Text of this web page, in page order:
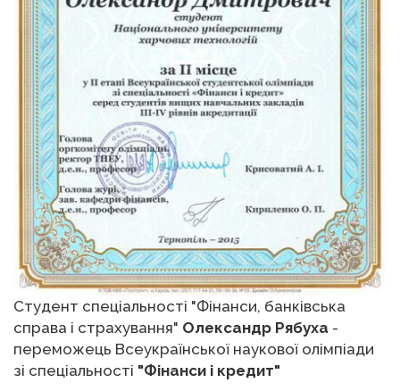
Студент спеціальності "Фінанси, банківська
справа і страхування" Олександр Рябуха -
переможець Всеукраїнської наукової олімпіади
зі спеціальності "Фінанси і кредит"